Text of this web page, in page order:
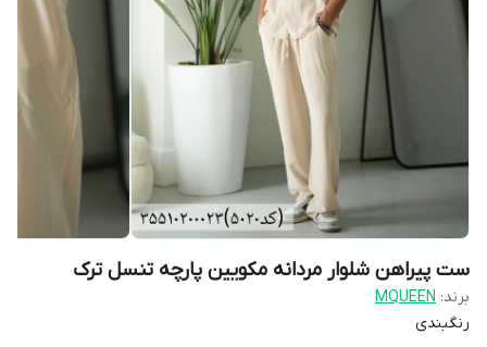
ست پیراهن شلوار مردانه مکویین پارچه تنسل ترک
برند: MQUEEN
رنگبندی